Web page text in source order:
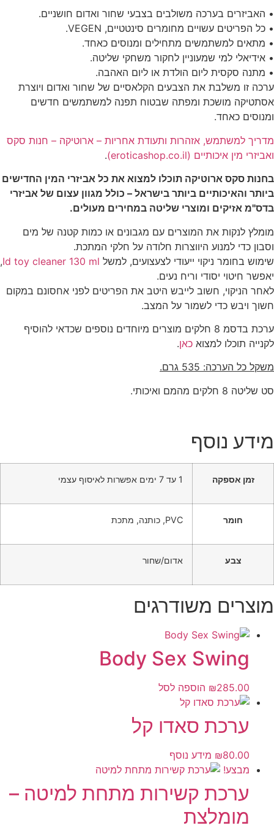
• האביזרים בערכה משולבים בצבעי שחור ואדום חושניים.
• כל הפריטים עשויים מחומרים סינטטיים, VEGEN.
• מתאים למשתמשים מתחילים ומנוסים כאחד.
• אידיאלי למי שמעוניין לחקור משחקי שליטה.
• מתנה סקסית ליום הולדת או ליום האהבה.
ערכה זו משלבת את הצבעים הקלאסיים של שחור ואדום ויוצרת
אסתטיקה מושכת ומפתה שבטוח תפנה למשתמשים חדשים
ומנוסים כאחד.
מדריך למשתמש, אזהרות ותעודת אחריות – ארוטיקה – חנות סקס
ואביזרי מין איכותיים (eroticashop.co.il)
.
בחנות סקס ארוטיקה תוכלו למצוא את כל אביזרי המין החדישים
ביותר והאיכותיים ביותר בישראל – כולל מגוון עצום של אביזרי
בדס"מ אזיקים ומוצרי שליטה במחירים מעולים.
מומלץ לנקות את המוצרים עם מגבונים או כמות קטנה של מים
וסבון כדי למנוע היווצרות חלודה על חלקי המתכת.
שימוש בחומר ניקוי ייעודי לצעצועים, למשל Id toy cleaner 130 ml
,
יאפשר חיטוי יסודי וריח נעים.
לאחר הניקוי, חשוב לייבש היטב את הפריטים לפני אחסונם במקום
חשוך ויבש כדי לשמור על המצב.
ערכת בדסמ 8 חלקים מוצרים מיוחדים נוספים שכדאי להוסיף
לקנייה תוכלו למצוא כאן.
משקל כל הערכה: 535 גרם.
סט שליטה 8 חלקים מהמם ואיכותי.
מידע נוסף
זמן אספקה 1 עד 7 ימים אפשרות לאיסוף עצמי
חומר PVC, כותנה, מתכת
צבע אדום/שחור
מוצרים משודרגים
Body Sex Swing
₪285.00 הוספה לסל
ערכת סאדו קל
₪80.00
מידע נוסף
מבצע!
ערכת קשירות מתחת למיטה –
מומלצת